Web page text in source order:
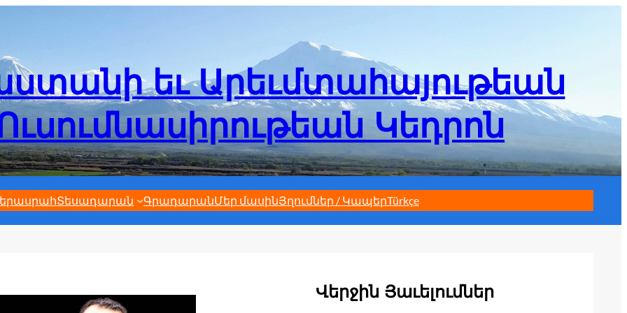
եւ Արեւմտահայութեան
Կեդրոն
Տեսադարան ԳրադարանՄեր մասինՅղումներ / ԿապերTürkçe
Վերջին Յաւելումներ